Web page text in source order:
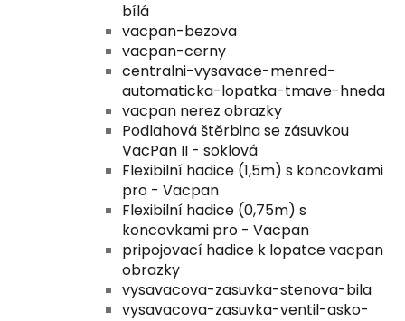
bílá
vacpan-bezova
vacpan-cerny
centralni-vysavace-menred-
automaticka-lopatka-tmave-hneda
vacpan nerez obrazky
Podlahová štěrbina se zásuvkou
VacPan II - soklová
Flexibilní hadice (1,5m) s koncovkami
pro - Vacpan
Flexibilní hadice (0,75m) s
koncovkami pro - Vacpan
pripojovací hadice k lopatce vacpan
obrazky
vysavacova-zasuvka-stenova-bila
vysavacova-zasuvka-ventil-asko-